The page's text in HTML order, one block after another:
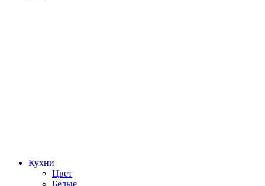
Кухни
Цвет
Белые